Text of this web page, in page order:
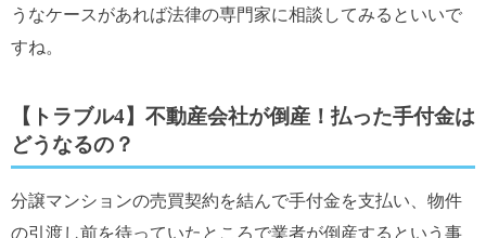
うなケースがあれば法律の専門家に相談してみるといいで
すね。
【トラブル4】不動産会社が倒産！払った手付金は
どうなるの？
分譲マンションの売買契約を結んで手付金を支払い、物件
の引渡し前を待っていたところで業者が倒産するという事